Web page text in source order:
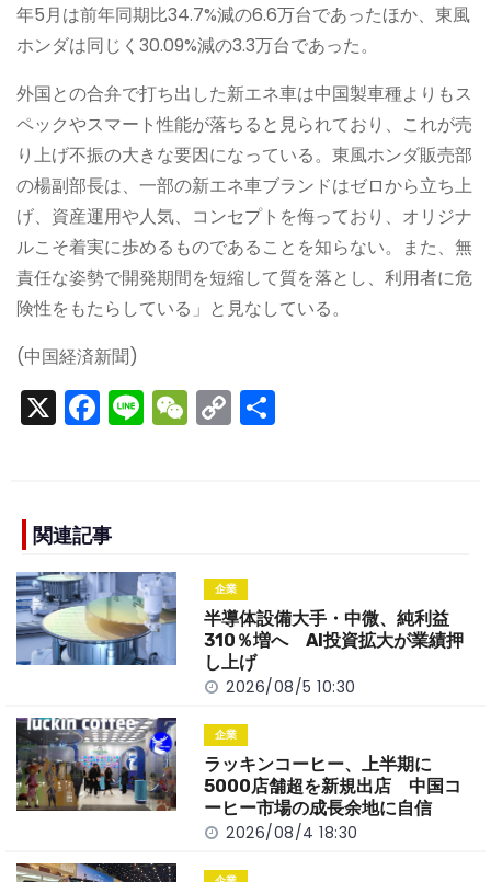
年5月は前年同期比34.7%減の6.6万台であったほか、東風
ホンダは同じく30.09%減の3.3万台であった。
外国との合弁で打ち出した新エネ車は中国製車種よりもス
ペックやスマート性能が落ちると見られており、これが売
り上げ不振の大きな要因になっている。東風ホンダ販売部
の楊副部長は、一部の新エネ車ブランドはゼロから立ち上
げ、資産運用や人気、コンセプトを侮っており、オリジナ
ルこそ着実に歩めるものであることを知らない。また、無
責任な姿勢で開発期間を短縮して質を落とし、利用者に危
険性をもたらしている」と見なしている。
(中国経済新聞)
X F
a
e
b
o
o
k
Li
n
W
e
C
o
n
k
関連記事
企業
半導体設備大手・中微、純利益
310％増へ AI投資拡大が業績押
し上げ
2026/08/5 10:30
企業
ラッキンコーヒー、上半期に
5000店舗超を新規出店 中国コ
ーヒー市場の成長余地に自信
2026/08/4 18:30